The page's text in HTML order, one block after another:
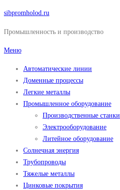
Перейти
содержимому
sibpromholod.ru
Промышленность и производство
Меню
Автоматические линии
Доменные процессы
Легкие металлы
Промышленное оборудование
Производственные станки
Электрооборудование
Литейное оборудование
Солнечная энергия
Трубопроводы
Тяжелые металлы
Цинковые покрытия